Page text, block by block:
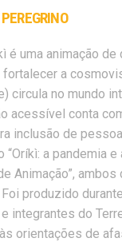
é uma animação
fortalecer a
circula no mundo
acessível conta
inclusão de
a pandemia
Animação”,
Foi produzido
integrantes do
orientações de